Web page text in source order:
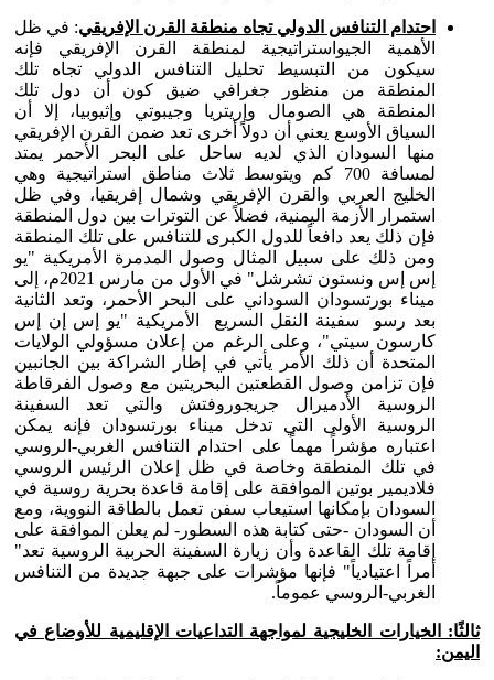
احتدام التنافس الدولي تجاه منطقة القرن الإفريقي: في ظل
الأهمية الجيواستراتيجية لمنطقة القرن الإفريقي فإنه
سيكون من التبسيط تحليل التنافس الدولي تجاه تلك
المنطقة من منظور جغرافي ضيق كون أن دول تلك
المنطقة هي الصومال وإريتريا وجيبوتي وإثيوبيا، إلا أن
السياق الأوسع يعني أن دولاً أخرى تعد ضمن القرن الإفريقي
منها السودان الذي لديه ساحل على البحر الأحمر يمتد
لمسافة 700 كم ويتوسط ثلاث مناطق استراتيجية وهي
الخليج العربي والقرن الإفريقي وشمال إفريقيا، وفي ظل
استمرار الأزمة اليمنية، فضلاً عن التوترات بين دول المنطقة
فإن ذلك يعد دافعاً للدول الكبرى للتنافس على تلك المنطقة
ومن ذلك على سبيل المثال وصول المدمرة الأمريكية "يو
إس إس ونستون تشرشل" في الأول من مارس 2021م، إلى
ميناء بورتسودان السوداني على البحر الأحمر، وتعد الثانية
بعد رسو سفينة النقل السريع الأمريكية "يو إس إن إس
كارسون سيتي"، وعلى الرغم من إعلان مسؤولي الولايات
المتحدة أن ذلك الأمر يأتي في إطار الشراكة بين الجانبين
فإن تزامن وصول القطعتين البحريتين مع وصول الفرقاطة
الروسية الأدميرال جريجوروفتش والتي تعد السفينة
الروسية الأولى التي تدخل ميناء بورتسودان فإنه يمكن
اعتباره مؤشراً مهماً على احتدام التنافس الغربي-الروسي
في تلك المنطقة وخاصة في ظل إعلان الرئيس الروسي
فلاديمير بوتين الموافقة على إقامة قاعدة بحرية روسية في
السودان بإمكانها استيعاب سفن تعمل بالطاقة النووية، ومع
أن السودان -حتى كتابة هذه السطور- لم يعلن الموافقة على
إقامة تلك القاعدة وأن زيارة السفينة الحربية الروسية تعد"
أمراً اعتيادياً" فإنها مؤشرات على جبهة جديدة من التنافس
الغربي-الروسي عموماً.
ثالثًا: الخيارات الخليجية لمواجهة التداعيات الإقليمية للأوضاع في
اليمن: